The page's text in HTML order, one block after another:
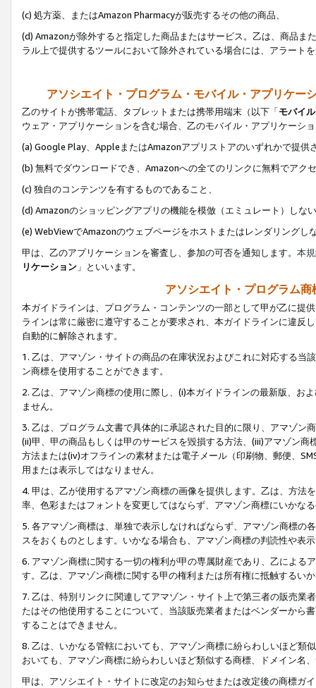
(c) 処方薬、またはAmazon Pharmacyが販売するその他の商品、
(d) Amazonが除外すると指定した商品またはサービス。乙は、商品ま
ラル上で提供するツールにおいて除外されている場合には、アラート
アソシエイト・プログラム・モバイル・アプリケー
乙のサイトが携帯電話、タブレットまたは携帯用端末（以下「モバイ
ウェア・アプリケーションを含む場合、乙のモバイル・アプリケーシ
(a) Google Play、AppleまたはAmazonアプリストアのいずれかで提供
(b) 無料でダウンロードでき、Amazonへの全てのリンクに無料でアク
(c) 独自のコンテンツを有するものであること、
(d) Amazonのショッピングアプリの機能を模倣（エミュレート）しな
(e) WebViewでAmazonのウェブページをホストまたはレンダリングし
甲は、乙のアプリケーションを審査し、参加の可否を通知します。 本
リケーション 」といいます。
アソシエイト・プログラム
本ガイドラインは、プログラム・コンテンツの一部として甲が乙に提
ラインは常に厳密に遵守することが要求され、本ガイドラインに違反
自動的に解除されます。
1. 乙は、アマゾン・サイトの商品の在庫状況およびこれに対応する
ン商標を使用することができます。
2. 乙は、アマゾン商標の使用に際し、(i)本ガイドラインの最新版、お
ません。
3. 乙は、プログラム文書で具体的に承認された目的に限り、アマゾン
(ii)甲、甲の商品もしくは甲のサービスを毀損する方法、(iii)アマゾン
方法または(iv)オフラインの素材または電子メール（印刷物、郵便、
用または表示してはなりません。
4. 甲は、乙が使用するアマゾン商標の画像を提供します。乙は、方
率、色彩またはフォントを変更してはならず、アマゾン商標にいかな
5. 各アマゾン商標は、単独で表示しなければならず、アマゾン商標
スをおくものとします。いかなる場合も、アマゾン商標の判読性や表
6. アマゾン商標に関する一切の権利が甲の専属財産であり、乙による
す。乙は、アマゾン商標に関する甲の権利または所有権に抵触するい
7. 乙は、特別リンクに関連してアマゾン・サイト上で第三者の販売
たはその他使用することについて、当該販売業者またはベンダーから
することはできません。
8. 乙は、いかなる管轄においても、アマゾン商標に紛らわしいほど類
おいても、アマゾン商標に紛らわしいほど類似する商標、ドメイン名
甲は、アソシエイト・サイトに改定のお知らせまたは改定後の商標ガ